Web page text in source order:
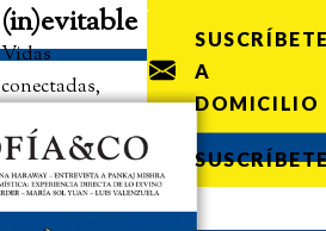
(in)evitable
Vidas
conectadas,
desvinculadas
A
DOMICILIO